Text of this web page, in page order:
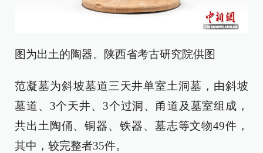
图为出土的陶器。陕西省考古研究院供图
范凝墓为斜坡墓道三天井单室土洞墓，由斜坡
墓道、3个天井、3个过洞、甬道及墓室组成，
共出土陶俑、铜器、铁器、墓志等文物49件，
其中，较完整者35件。